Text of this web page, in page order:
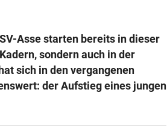
Asse starten bereits in dieser
sondern auch in der
sich in den vergangenen
der Aufstieg eines jungen